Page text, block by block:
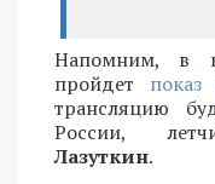
Напомним, в
пройдет показ
трансляцию
России,
Лазуткин.